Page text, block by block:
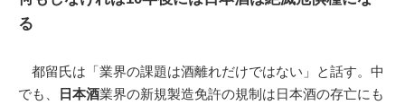
る
都留氏は「業界の課題は酒離れだけではない」と話す。中
でも、
日本酒業界の新規製造免許の規制は日本酒の存亡にも